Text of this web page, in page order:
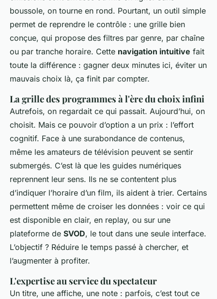
boussole, on tourne en rond. Pourtant, un outil simple
permet de reprendre le contrôle : une grille bien
conçue, qui propose des filtres par genre, par chaîne
ou par tranche horaire. Cette navigation intuitive fait
toute la différence : gagner deux minutes ici, éviter un
mauvais choix là, ça finit par compter.
La grille des programmes à l'ère du choix infini
Autrefois, on regardait ce qui passait. Aujourd’hui, on
choisit. Mais ce pouvoir d’option a un prix : l’effort
cognitif. Face à une surabondance de contenus,
même les amateurs de télévision peuvent se sentir
submergés. C’est là que les guides numériques
reprennent leur sens. Ils ne se contentent plus
d’indiquer l’horaire d’un film, ils aident à trier. Certains
permettent même de croiser les données : voir ce qui
est disponible en clair, en replay, ou sur une
plateforme de SVOD, le tout dans une seule interface.
L’objectif ? Réduire le temps passé à chercher, et
l’augmenter à profiter.
L'expertise au service du spectateur
Un titre, une affiche, une note : parfois, c’est tout ce